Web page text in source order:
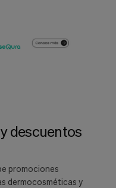
descuentos
promociones
dermocosméticas y